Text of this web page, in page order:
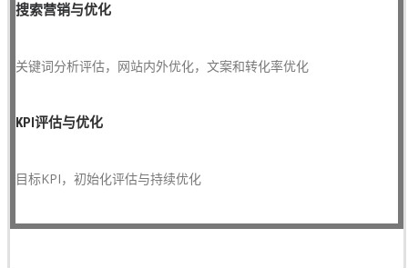
搜索营销与优化
关键词分析评估，网站内外优化，文案和转化率优化
KPI评估与优化
目标KPI，初始化评估与持续优化